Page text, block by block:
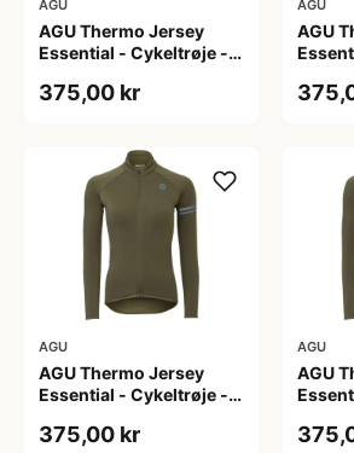
AGU
AGU Thermo Jersey
Essential - Cykeltrøje -
L
375,00 kr
AGU
AGU
M
AGU
AGU Thermo Jersey
Essential - Cykeltrøje -
S
375,00 kr
AGU
AGU
XL